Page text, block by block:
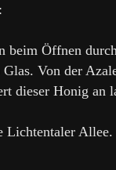
beim Öffnen
Von der
dieser Honig an
Lichtentaler Allee.